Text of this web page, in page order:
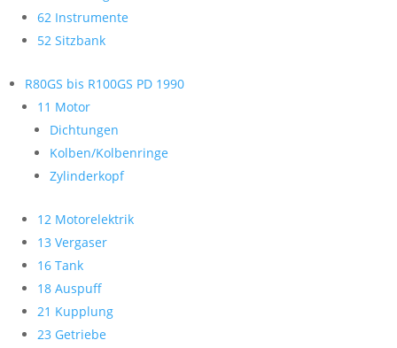
62 Instrumente
52 Sitzbank
R80GS bis R100GS PD 1990
11 Motor
Dichtungen
Kolben/Kolbenringe
Zylinderkopf
12 Motorelektrik
13 Vergaser
16 Tank
18 Auspuff
21 Kupplung
23 Getriebe